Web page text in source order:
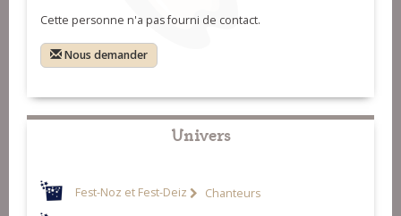
Cette personne n'a pas fourni de contact.
Nous demander
Univers
Fest-Noz et Fest-Deiz Chanteurs